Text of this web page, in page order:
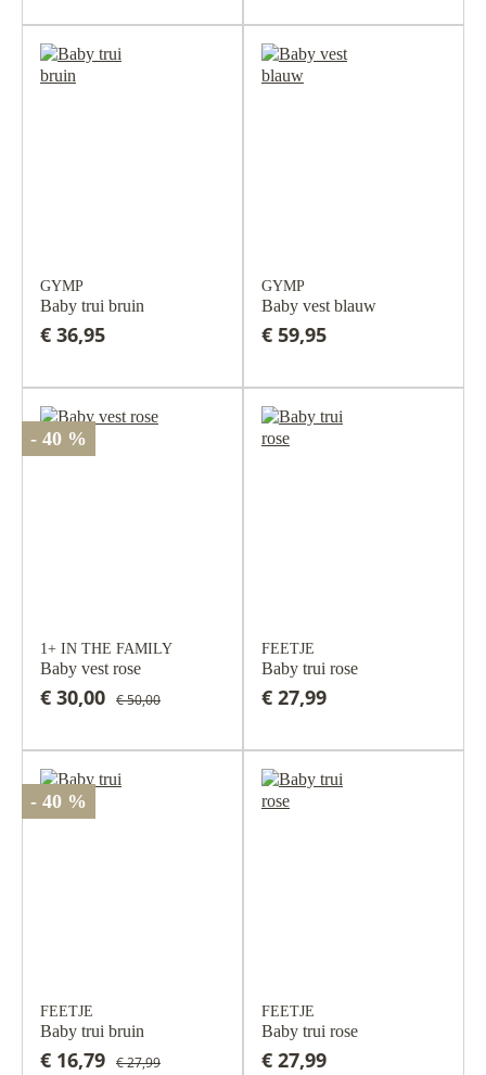
GYMP
Baby trui bruin
€ 36,95
GYMP
Baby vest blauw
€ 59,95
- 40 %
1+ IN THE FAMILY
Baby vest rose
€ 30,00 € 50,00
FEETJE
Baby trui rose
€ 27,99
- 40 %
FEETJE
Baby trui bruin
€ 16,79 € 27,99
FEETJE
Baby trui rose
€ 27,99